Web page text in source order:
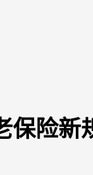
保险新